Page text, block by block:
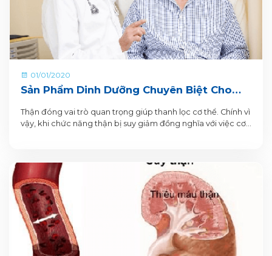
01/01/2020
Sản Phẩm Dinh Dưỡng Chuyên Biệt Cho
Thận đóng vai trò quan trọng giúp thanh lọc cơ thể. Chính vì
vậy, khi chức năng thận bị suy giảm đồng nghĩa với việc cơ
qua Nepro – Sản phẩm dinh dưỡng chuyên biệt cho người
bệnh thận.